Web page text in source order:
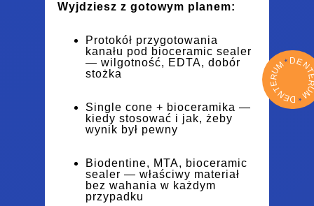
Wyjdziesz z gotowym planem:
Protokół przygotowania
kanału pod bioceramic sealer
— wilgotność, EDTA, dobór
stożka
Single cone + bioceramika —
kiedy stosować i jak, żeby
wynik był pewny
Biodentine, MTA, bioceramic
sealer — właściwy materiał
bez wahania w każdym
przypadku
D
*
EN
M
*
D
E
N
T
E
R
U
M